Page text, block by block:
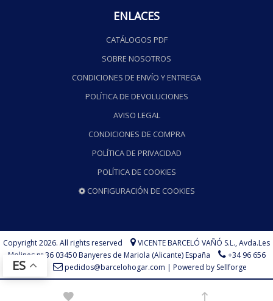
ENLACES
CATÁLOGOS PDF
SOBRE NOSOTROS
CONDICIONES DE ENVÍO Y ENTREGA
POLÍTICA DE DEVOLUCIONES
AVISO LEGAL
CONDICIONES DE COMPRA
POLÍTICA DE PRIVACIDAD
POLÍTICA DE COOKIES
CONFIGURACIÓN DE COOKIES
Copyright 2026. All rights reserved VICENTE BARCELÓ VAÑÓ S.L.,Avda.Les
Molines nº 36 03450 Banyeres de Mariola (Alicante) España
+34 96 656
73 75
pedidos@barcelohogar.com | Powered by Sellforge
ES